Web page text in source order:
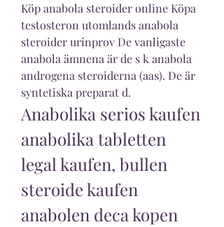
Köp anabola steroider online Köpa
testosteron utomlands anabola
steroider urinprov De vanligaste
anabola ämnena är de s k anabola
androgena steroiderna (aas). De är
syntetiska preparat d.
Anabolika serios kaufen
anabolika tabletten
legal kaufen, bullen
steroide kaufen
anabolen deca kopen